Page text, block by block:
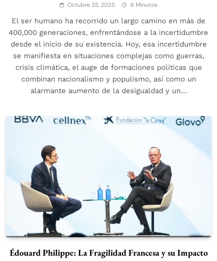
Octubre 25, 2025 6 Minutos
El ser humano ha recorrido un largo camino en más de
400,000 generaciones, enfrentándose a la incertidumbre
desde el inicio de su existencia. Hoy, esa incertidumbre
se manifiesta en situaciones complejas como guerras,
crisis climática, el auge de formaciones políticas que
combinan nacionalismo y populismo, así como un
alarmante aumento de la desigualdad y un…
Édouard Philippe: La Fragilidad Francesa y su Impacto